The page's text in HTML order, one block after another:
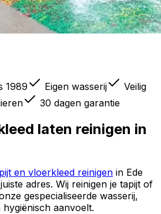
1989
Eigen wasserij
Veilig
30 dagen garantie
laten reinigen in
en vloerkleed reinigen in Ede
adres. Wij reinigen je tapijt of
gespecialiseerde wasserij,
aanvoelt.